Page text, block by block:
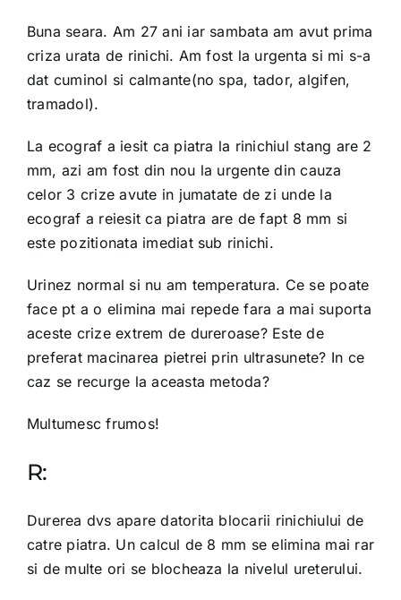
Buna seara. Am 27 ani iar sambata am avut prima
criza urata de rinichi. Am fost la urgenta si mi s-a
dat cuminol si calmante(no spa, tador, algifen,
tramadol).
La ecograf a iesit ca piatra la rinichiul stang are 2
mm, azi am fost din nou la urgente din cauza
celor 3 crize avute in jumatate de zi unde la
ecograf a reiesit ca piatra are de fapt 8 mm si
este pozitionata imediat sub rinichi.
Urinez normal si nu am temperatura. Ce se poate
face pt a o elimina mai repede fara a mai suporta
aceste crize extrem de dureroase? Este de
preferat macinarea pietrei prin ultrasunete? In ce
caz se recurge la aceasta metoda?
Multumesc frumos!
R:
Durerea dvs apare datorita blocarii rinichiului de
catre piatra. Un calcul de 8 mm se elimina mai rar
si de multe ori se blocheaza la nivelul ureterului.